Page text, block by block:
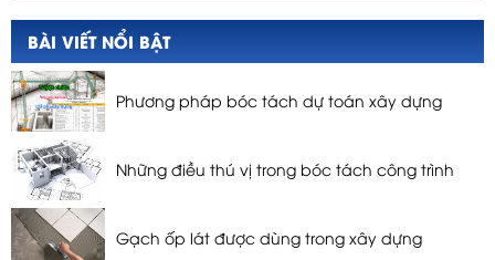
BÀI VIẾT NỔI BẬT
Phương pháp bóc tách dự toán xây dựng
Những điều thú vị trong bóc tách công trình
Gạch ốp lát được dùng trong xây dựng